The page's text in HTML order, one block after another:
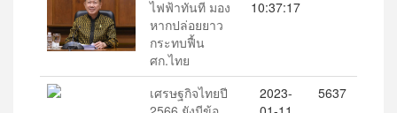
ไฟฟ้าทันที มอง
หากปล่อยยาว
กระทบฟื้น
ศก.ไทย
10:37:17
เศรษฐกิจไทยปี
2023-
5637